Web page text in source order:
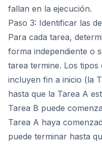
fallan en la ejecución.
Paso 3: Identificar las
Para cada tarea,
forma independiente o
tarea termine. Los tipos
incluyen fin a inicio (la
hasta que la Tarea A
Tarea B puede
Tarea A haya
puede terminar hasta